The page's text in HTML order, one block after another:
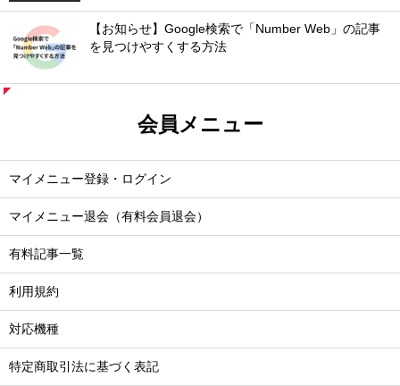
【お知らせ】Google検索で「Number Web」の記事
を見つけやすくする方法
会員メニュー
マイメニュー登録・ログイン
マイメニュー退会（有料会員退会）
有料記事一覧
利用規約
対応機種
特定商取引法に基づく表記